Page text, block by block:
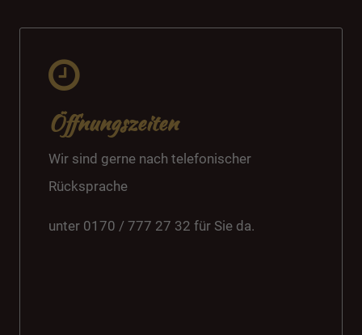
Öffnungszeiten
Wir sind gerne nach telefonischer
Rücksprache
unter 0170 / 777 27 32 für Sie da.